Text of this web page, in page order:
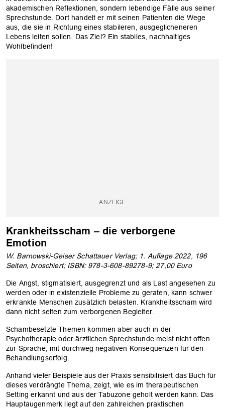
akademischen Reflektionen, sondern lebendige Fälle aus seiner
Sprechstunde. Dort handelt er mit seinen Patienten die Wege
aus, die sie in Richtung eines stabileren, ausgeglicheneren
Lebens leiten sollen. Das Ziel? Ein stabiles, nachhaltiges
Wohlbefinden!
Krankheitsscham – die verborgene
Emotion
W. Barnowski-Geiser Schattauer Verlag; 1. Auflage 2022, 196
Seiten, broschiert; ISBN: 978-3-608-89278-9; 27,00 Euro
Die Angst, stigmatisiert, ausgegrenzt und als Last angesehen zu
werden oder in existenzielle Probleme zu geraten, kann schwer
erkrankte Menschen zusätzlich belasten. Krankheitsscham wird
dann nicht selten zum verborgenen Begleiter.
Schambesetzte Themen kommen aber auch in der
Psychotherapie oder ärztlichen Sprechstunde meist nicht offen
zur Sprache, mit durchweg negativen Konsequenzen für den
Behandlungserfolg.
Anhand vieler Beispiele aus der Praxis sensibilisiert das Buch für
dieses verdrängte Thema, zeigt, wie es im therapeutischen
Setting erkannt und aus der Tabuzone geholt werden kann. Das
Hauptaugenmerk liegt auf den zahlreichen praktischen